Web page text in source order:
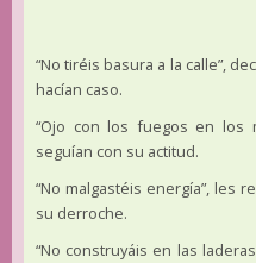
“No tiréis basura a la calle”,
hacían caso.
“Ojo con los fuegos en los
seguían con su actitud.
“No malgastéis energía”, les
su derroche.
“No construyáis en las